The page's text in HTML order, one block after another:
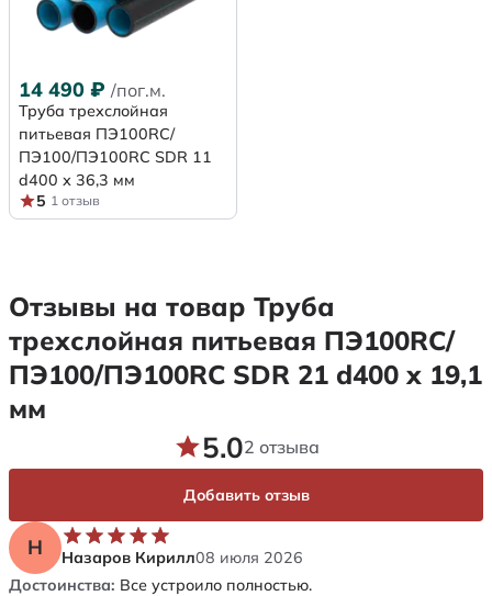
14 490 ₽ /пог.м.
Труба трехслойная
питьевая ПЭ100RC/
ПЭ100/ПЭ100RC SDR 11
d400 х 36,3 мм
5 1 отзыв
Отзывы на товар Труба
трехслойная питьевая ПЭ100RC/
ПЭ100/ПЭ100RC SDR 21 d400 х 19,1
мм
Н Назаров Кирилл08 июля 2026
Достоинства: Все устроило полностью.
5.02 отзыва
Добавить отзыв